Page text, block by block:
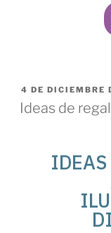
4 DE DICIEMBRE
Ideas de
IDEAS